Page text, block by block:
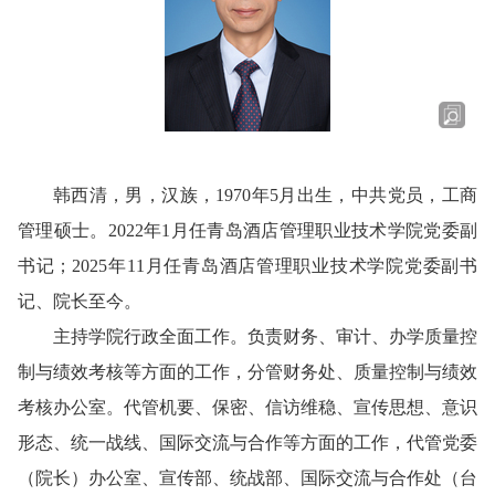
韩西清，男，汉族，1970年5月出生，中共党员，工商
管理硕士。2022年1月任青岛酒店管理职业技术学院党委副
书记；2025年11月任青岛酒店管理职业技术学院党委副书
记、院长至今。
主持学院行政全面工作。负责财务、审计、办学质量控
制与绩效考核等方面的工作，分管财务处、质量控制与绩效
考核办公室。代管机要、保密、信访维稳、宣传思想、意识
形态、统一战线、国际交流与合作等方面的工作，代管党委
（院长）办公室、宣传部、统战部、国际交流与合作处（台